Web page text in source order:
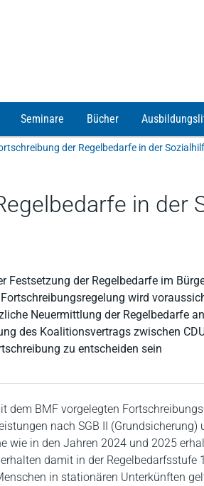
Seminare Bücher
in der
Festsetzung der Regelbedarfe im
wird
Neuermittlung der Regelbedarfe
des Koalitionsvertrags zwischen
zu entscheiden sein
dem BMF vorgelegten
nach SGB II (Grundsicherung)
wie in den Jahren 2024 und 2025
damit in der
in stationären Unterkünften